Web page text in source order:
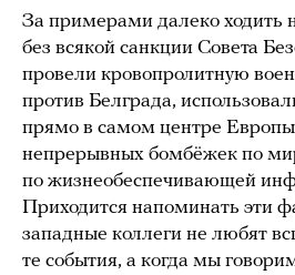
За примерами далеко ходить
без всякой санкции Совета
провели кровопролитную
против Белграда,
прямо в самом центре
непрерывных бомбёжек по
по жизнеобеспечивающей
Приходится напоминать эти
западные коллеги не любят
те события, а когда мы